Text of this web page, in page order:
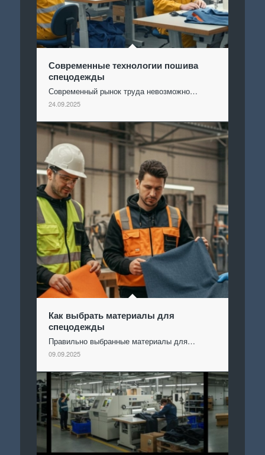
Современные технологии пошива
спецодежды
Современный рынок труда невозможно…
24.09.2025
Как выбрать материалы для
спецодежды
Правильно выбранные материалы для…
09.09.2025